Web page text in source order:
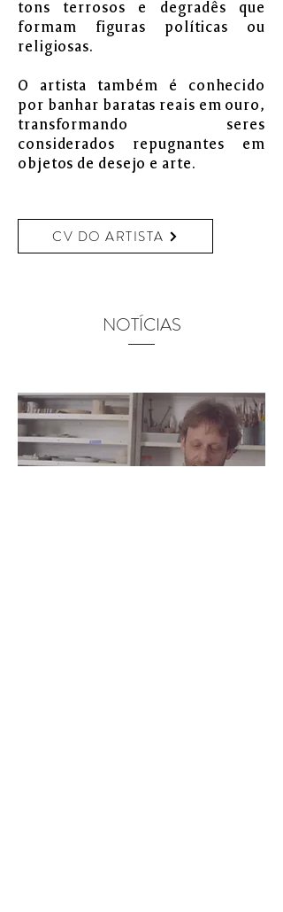
tons terrosos e degradês que
formam figuras políticas ou
religiosas.
O artista também é conhecido
por banhar baratas reais em ouro,
transformando seres
considerados repugnantes em
objetos de desejo e arte.
CV DO ARTISTA
NOTÍCIAS